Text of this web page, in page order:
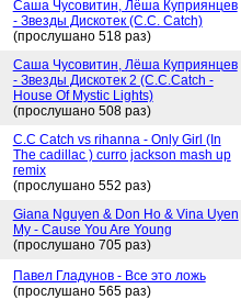
Саша Чусовитин, Лёша Куприянцев
- Звезды Дискотек (C.C. Catch)
(прослушано 518 раз)
Саша Чусовитин, Лёша Куприянцев
- Звезды Дискотек 2 (C.C.Catch -
House Of Mystic Lights)
(прослушано 508 раз)
C.C Catch vs rihanna - Only Girl (In
The cadillac ) curro jackson mash up
remix
(прослушано 552 раз)
Giana Nguyen & Don Ho & Vina Uyen
My - Cause You Are Young
(прослушано 705 раз)
Павел Гладунов - Все это ложь
(прослушано 565 раз)